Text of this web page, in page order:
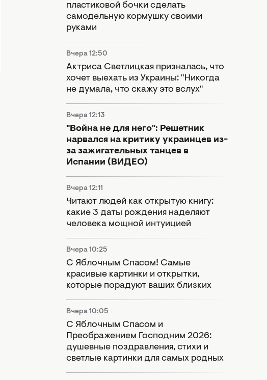
пластиковой бочки сделать
самодельную кормушку своими
руками
Вчера 12:50
Актриса Светлицкая призналась, что
хочет выехать из Украины: "Никогда
не думала, что скажу это вслух"
Вчера 12:13
"Война не для него": Решетник
нарвался на критику украинцев из-
за зажигательных танцев в
Испании (ВИДЕО)
Вчера 12:11
Читают людей как открытую книгу:
какие 3 даты рождения наделяют
человека мощной интуицией
Вчера 10:25
С Яблочным Спасом! Самые
красивые картинки и открытки,
которые порадуют ваших близких
Вчера 10:05
С Яблочным Спасом и
Преображением Господним 2026:
душевные поздравления, стихи и
светлые картинки для самых родных